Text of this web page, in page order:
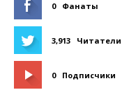
0 Фанаты
3,913 Читатели
0 Подписчики